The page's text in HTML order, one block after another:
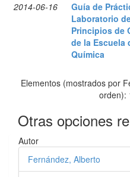
2014-06-16
Guía de
Laboratorio
Principios de
de la Escuela
Química
Elementos (mostrados por
orden):
Otras opciones
Autor
Fernández, Alberto